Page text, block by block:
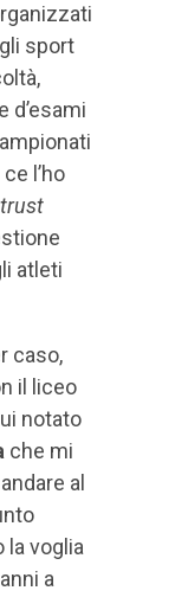
sport
d’esami
l’ho
trust
atleti
caso,
il liceo
notato
che mi
al
la voglia
a